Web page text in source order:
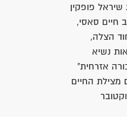
פופקין
חיים סאסי,
הצלה,
נשיא
אזרחית"
מצילת החיים